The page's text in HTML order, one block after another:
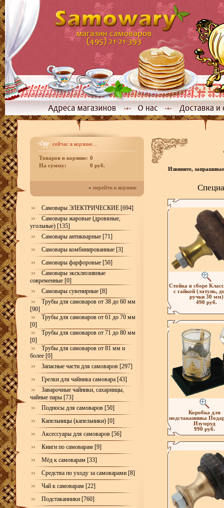
сейчас в корзине...
Товаров в корзине: 0
На сумму:
0 руб.
» перейти к корзине
Самовары ЭЛЕКТРИЧЕСКИЕ [694]
Самовары жаровые (дровяные,
угольные) [135]
Самовары антикварные [71]
Самовары комбинированные [3]
Самовары фарфоровые [50]
Самовары эксклюзивные
современные [0]
Самовары сувенирные [8]
Трубы для самоваров от 38 до 60 мм
[90]
Трубы для самоваров от 61 до 70 мм
[0]
Трубы для самоваров от 71 до 80 мм
[0]
Трубы для самоваров от 81 мм и
более [0]
Запасные части для самоваров [297]
Грелки для чайника самовара [43]
Заварочные чайники, сахарницы,
чайные пары [73]
Подносы для самоваров [50]
Капельницы (капельники) [0]
Аксессуары для самоваров [56]
Книги по самоварам [9]
Мёд к самоварам [33]
Средства по уходу за самоварами [8]
Чай к самоварам [22]
Подстаканники [760]
Извините,
Стойка в сборе
с гайкой (латунь,
ручки 30 мм)
490 руб.
Коробка для
подстаканника
Изумруд
990 руб.